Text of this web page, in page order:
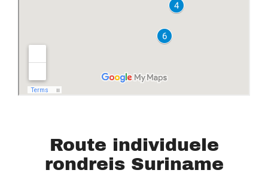
Route individuele
rondreis Suriname